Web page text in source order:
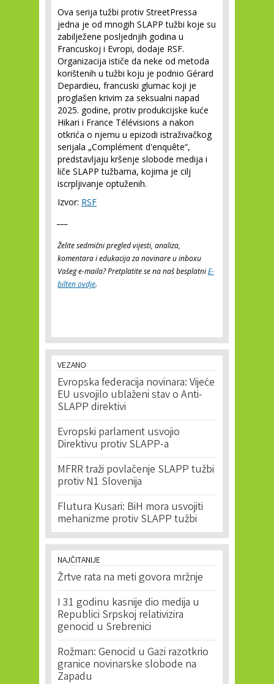
Ova serija tužbi protiv StreetPressa
jedna je od mnogih SLAPP tužbi koje su
zabilježene posljednjih godina u
Francuskoj i Evropi, dodaje RSF.
Organizacija ističe da neke od metoda
korištenih u tužbi koju je podnio Gérard
Depardieu, francuski glumac koji je
proglašen krivim za seksualni napad
2025. godine, protiv produkcijske kuće
Hikari i France Télévisions a nakon
otkrića o njemu u epizodi istraživačkog
serijala „Complément d'enquête“,
predstavljaju kršenje slobode medija i
liče SLAPP tužbama, kojima je cilj
iscrpljivanje optuženih.
Izvor: RSF
Želite sedmični pregled vijesti, analiza,
komentara i edukacija za novinare u inboxu
Vašeg e-maila? Pretplatite se na naš besplatniE-
bilten ovdje.
VEZANO
Evropska federacija novinara: Vijeće
EU usvojilo ublaženi stav o Anti-
SLAPP direktivi
Evropski parlament usvojio
Direktivu protiv SLAPP-a
MFRR traži povlačenje SLAPP tužbi
protiv N1 Slovenija
Flutura Kusari: BiH mora usvojiti
mehanizme protiv SLAPP tužbi
NAJČITANIJE
Žrtve rata na meti govora mržnje
I 31 godinu kasnije dio medija u
Republici Srpskoj relativizira
genocid u Srebrenici
Rožman: Genocid u Gazi razotkrio
granice novinarske slobode na
Zapadu